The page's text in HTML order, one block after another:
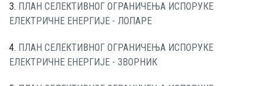
3. ПЛАН СЕЛЕКТИВНОГ ОГРАНИЧЕЊА ИСПОРУКЕ
ЕЛЕКТРИЧНЕ ЕНЕРГИЈЕ - ЛОПАРЕ
4. ПЛАН СЕЛЕКТИВНОГ ОГРАНИЧЕЊА ИСПОРУКЕ
ЕЛЕКТРИЧНЕ ЕНЕРГИЈЕ - ЗВОРНИК